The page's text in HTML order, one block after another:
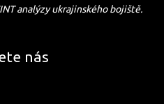
analýzy ukrajinského bojiště.
nás